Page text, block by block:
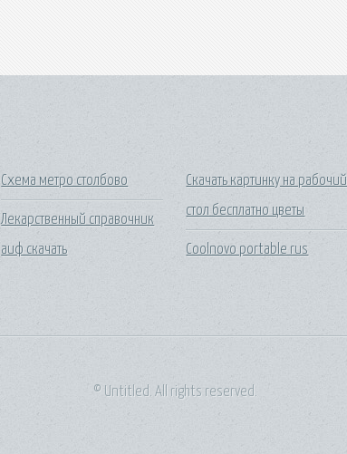
Схема метро столбово
Лекарственный справочник
аиф скачать
Скачать картинку на рабочий
стол бесплатно цветы
Coolnovo portable rus
© Untitled. All rights reserved.